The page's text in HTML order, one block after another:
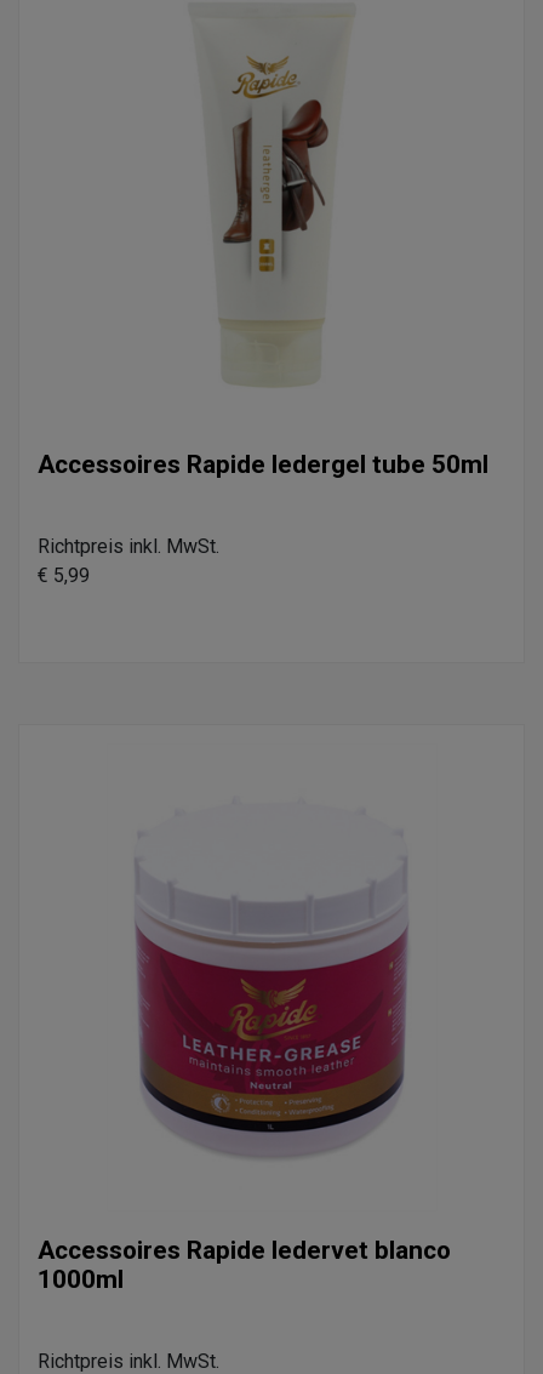
Accessoires Rapide ledergel tube 50ml
Richtpreis inkl. MwSt.
€ 5,99
Accessoires Rapide ledervet blanco
1000ml
Richtpreis inkl. MwSt.